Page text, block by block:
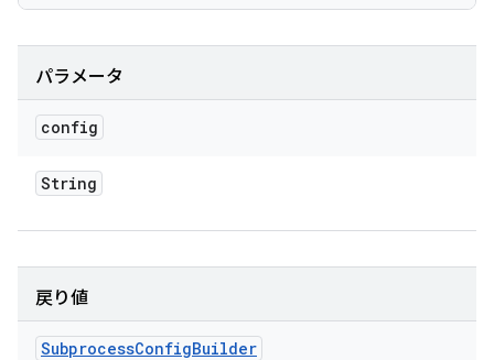
パラメータ
config
String
戻り値
SubprocessConfigBuilder